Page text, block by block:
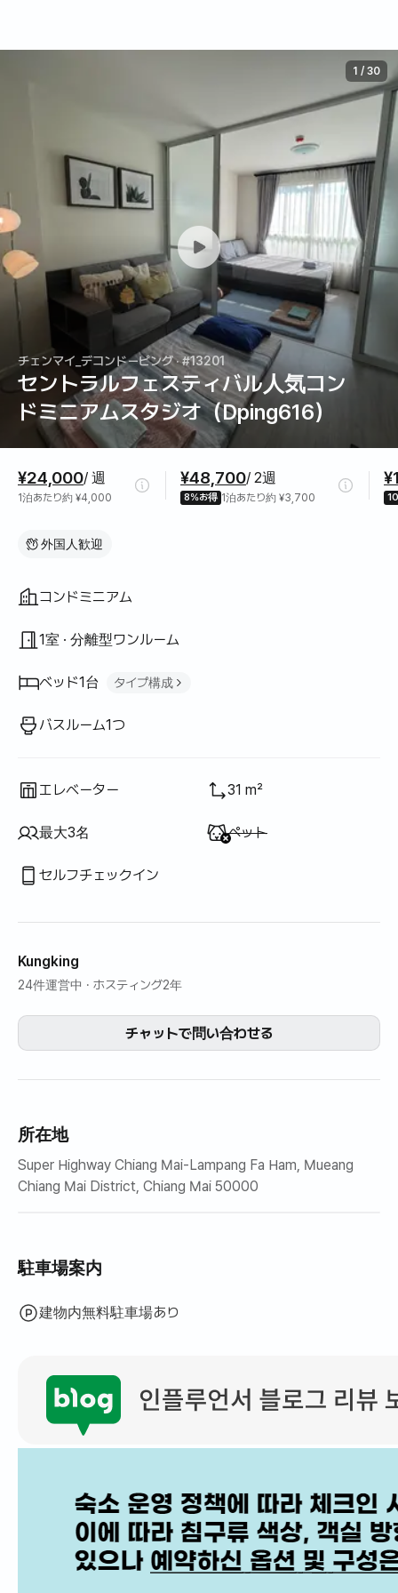
チェンマイ_デコンドーピング· #13201
セントラルフェスティバル人気コン
ドミニアムスタジオ（Dping616）
1 / 30
¥24,000/ 週
1泊あたり約 ¥4,000
¥48,700/ 2週
8%お得 1泊あたり約 ¥3,700
外国人歓迎
間取り
コンドミニアム
1室 · 分離型ワンルーム
ベッド1台 タイプ構成
バスルーム1つ
エレベーター 31 m²
最大3名 利用不可
ペット
セルフチェックイン
Kungking
24件運営中 · ホスティング2年
チャットで問い合わせる
所在地
Super Highway Chiang Mai-Lampang Fa Ham, Mueang
Chiang Mai District, Chiang Mai 50000
駐車場案内
建物内無料駐車場あり